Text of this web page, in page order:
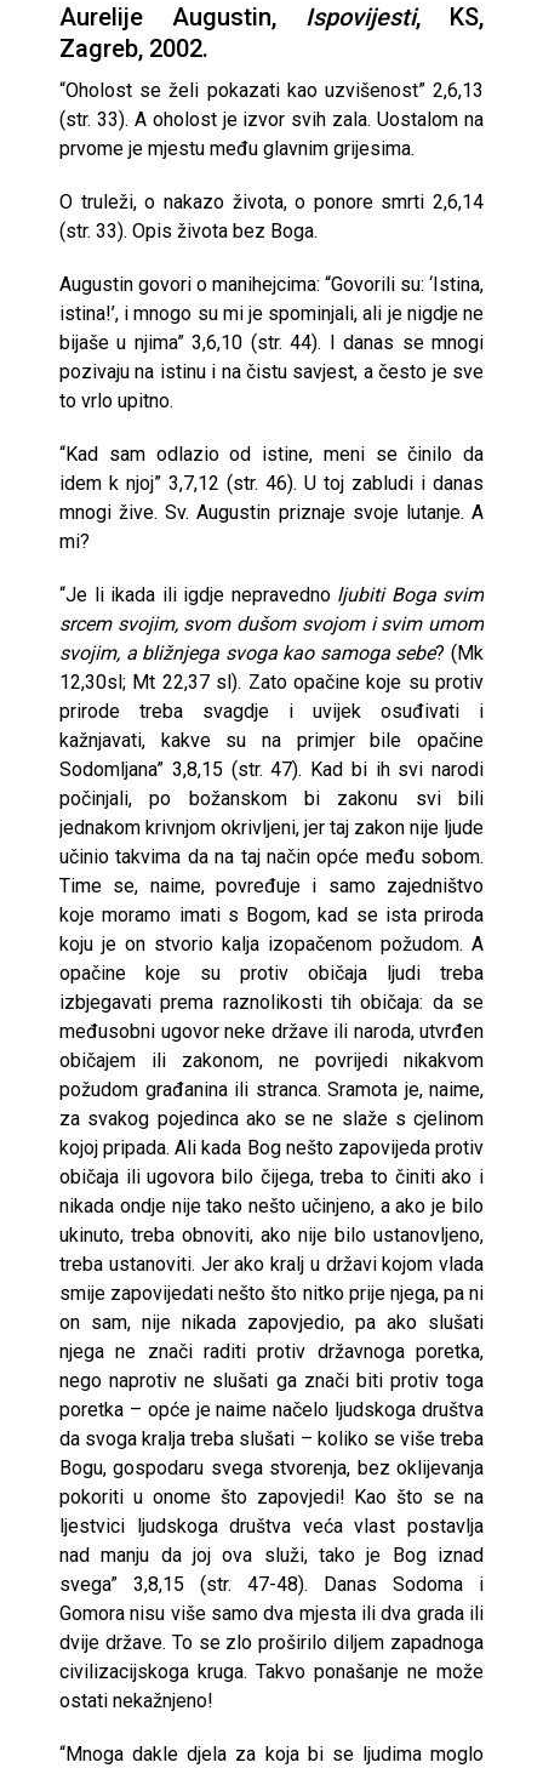
Aurelije Augustin, Ispovijesti, KS,
Zagreb, 2002.
“Oholost se želi pokazati kao uzvišenost” 2,6,13
(str. 33). A oholost je izvor svih zala. Uostalom na
prvome je mjestu među glavnim grijesima.
O truleži, o nakazo života, o ponore smrti 2,6,14
(str. 33). Opis života bez Boga.
Augustin govori o manihejcima: “Govorili su: ‘Istina,
istina!’, i mnogo su mi je spominjali, ali je nigdje ne
bijaše u njima” 3,6,10 (str. 44). I danas se mnogi
pozivaju na istinu i na čistu savjest, a često je sve
to vrlo upitno.
“Kad sam odlazio od istine, meni se činilo da
idem k njoj” 3,7,12 (str. 46). U toj zabludi i danas
mnogi žive. Sv. Augustin priznaje svoje lutanje. A
mi?
“Je li ikada ili igdje nepravedno ljubiti Boga svim
srcem svojim, svom dušom svojom i svim umom
svojim, a bližnjega svoga kao samoga sebe? (Mk
12,30sl; Mt 22,37 sl). Zato opačine koje su protiv
prirode treba svagdje i uvijek osuđivati i
kažnjavati, kakve su na primjer bile opačine
Sodomljana” 3,8,15 (str. 47). Kad bi ih svi narodi
počinjali, po božanskom bi zakonu svi bili
jednakom krivnjom okrivljeni, jer taj zakon nije ljude
učinio takvima da na taj način opće među sobom.
Time se, naime, povređuje i samo zajedništvo
koje moramo imati s Bogom, kad se ista priroda
koju je on stvorio kalja izopačenom požudom. A
opačine koje su protiv običaja ljudi treba
izbjegavati prema raznolikosti tih običaja: da se
međusobni ugovor neke države ili naroda, utvrđen
običajem ili zakonom, ne povrijedi nikakvom
požudom građanina ili stranca. Sramota je, naime,
za svakog pojedinca ako se ne slaže s cjelinom
kojoj pripada. Ali kada Bog nešto zapovijeda protiv
običaja ili ugovora bilo čijega, treba to činiti ako i
nikada ondje nije tako nešto učinjeno, a ako je bilo
ukinuto, treba obnoviti, ako nije bilo ustanovljeno,
treba ustanoviti. Jer ako kralj u državi kojom vlada
smije zapovijedati nešto što nitko prije njega, pa ni
on sam, nije nikada zapovjedio, pa ako slušati
njega ne znači raditi protiv državnoga poretka,
nego naprotiv ne slušati ga znači biti protiv toga
poretka – opće je naime načelo ljudskoga društva
da svoga kralja treba slušati – koliko se više treba
Bogu, gospodaru svega stvorenja, bez oklijevanja
pokoriti u onome što zapovjedi! Kao što se na
ljestvici ljudskoga društva veća vlast postavlja
nad manju da joj ova služi, tako je Bog iznad
svega” 3,8,15 (str. 47-48). Danas Sodoma i
Gomora nisu više samo dva mjesta ili dva grada ili
dvije države. To se zlo proširilo diljem zapadnoga
civilizacijskoga kruga. Takvo ponašanje ne može
ostati nekažnjeno!
“Mnoga dakle djela za koja bi se ljudima moglo